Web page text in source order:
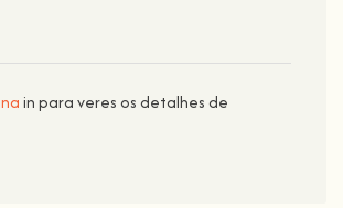
in para veres os detalhes de